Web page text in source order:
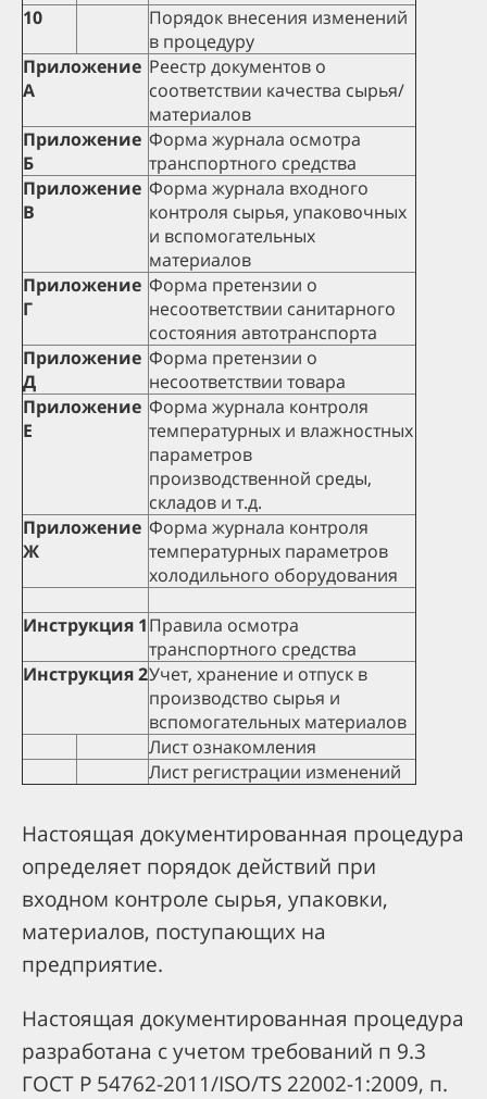
10
Порядок внесения изменений
в процедуру
Приложение
А
Реестр документов о
соответствии качества сырья/
материалов
Приложение
Б
Форма журнала осмотра
транспортного средства
Приложение
В
Форма журнала входного
контроля сырья, упаковочных
и вспомогательных
материалов
Приложение
Г
Форма претензии о
несоответствии санитарного
состояния автотранспорта
Приложение
Д
Форма претензии о
несоответствии товара
Приложение
Е
Форма журнала контроля
температурных и влажностных
параметров
производственной среды,
складов и т.д.
Приложение
Ж
Форма журнала контроля
температурных параметров
холодильного оборудования
Инструкция 1Правила осмотра
транспортного средства
Инструкция 2Учет, хранение и отпуск в
производство сырья и
вспомогательных материалов
Лист ознакомления
Лист регистрации изменений
Настоящая документированная процедура
определяет порядок действий при
входном контроле сырья, упаковки,
материалов, поступающих на
предприятие.
Настоящая документированная процедура
разработана с учетом требований п 9.3
ГОСТ Р 54762-2011/ISO/TS 22002-1:2009, п.